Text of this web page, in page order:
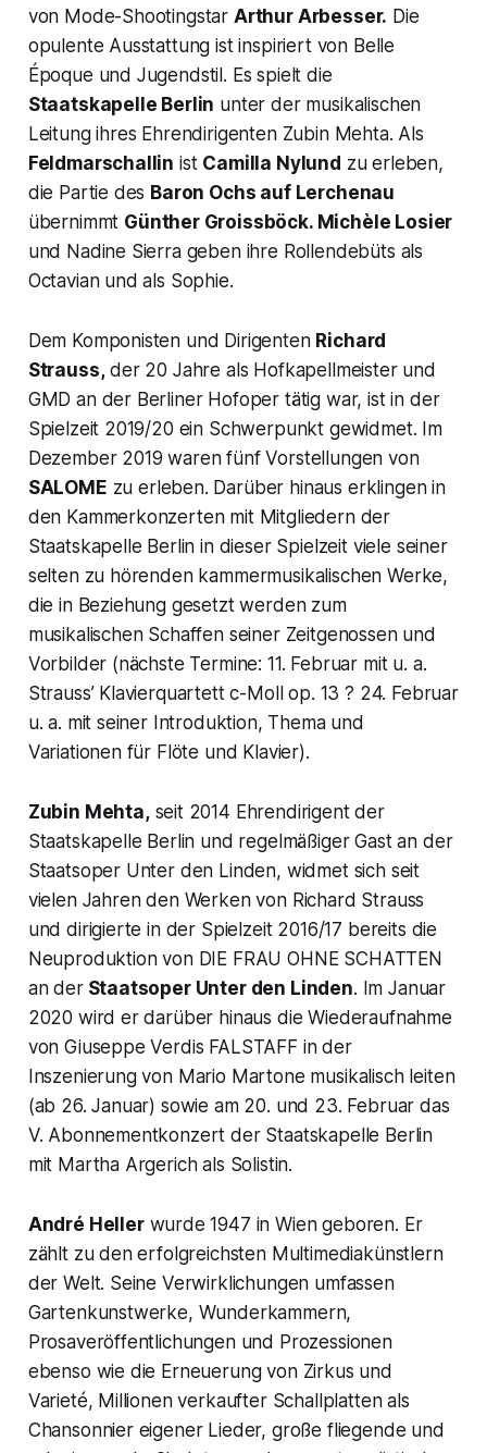
von Mode-Shootingstar Arthur Arbesser. Die
opulente Ausstattung ist inspiriert von Belle
Époque und Jugendstil. Es spielt die
Staatskapelle Berlin unter der musikalischen
Leitung ihres Ehrendirigenten Zubin Mehta. Als
Feldmarschallin ist Camilla Nylund zu erleben,
die Partie des Baron Ochs auf Lerchenau
übernimmt Günther Groissböck. Michèle Losier
und Nadine Sierra geben ihre Rollendebüts als
Octavian und als Sophie.
Dem Komponisten und Dirigenten Richard
Strauss,der 20 Jahre als Hofkapellmeister und
GMD an der Berliner Hofoper tätig war, ist in der
Spielzeit 2019/20 ein Schwerpunkt gewidmet. Im
Dezember 2019 waren fünf Vorstellungen von
SALOME zu erleben. Darüber hinaus erklingen in
den Kammerkonzerten mit Mitgliedern der
Staatskapelle Berlin in dieser Spielzeit viele seiner
selten zu hörenden kammermusikalischen Werke,
die in Beziehung gesetzt werden zum
musikalischen Schaffen seiner Zeitgenossen und
Vorbilder (nächste Termine: 11. Februar mit u. a.
Strauss’ Klavierquartett c-Moll op. 13 ? 24. Februar
u. a. mit seiner Introduktion, Thema und
Variationen für Flöte und Klavier).
Zubin Mehta,seit 2014 Ehrendirigent der
Staatskapelle Berlin und regelmäßiger Gast an der
Staatsoper Unter den Linden, widmet sich seit
vielen Jahren den Werken von Richard Strauss
und dirigierte in der Spielzeit 2016/17 bereits die
Neuproduktion von DIE FRAU OHNE SCHATTEN
an derStaatsoper Unter den Linden. Im Januar
2020 wird er darüber hinaus die Wiederaufnahme
von Giuseppe Verdis FALSTAFF in der
Inszenierung von Mario Martone musikalisch leiten
(ab 26. Januar) sowie am 20. und 23. Februar das
V. Abonnementkonzert der Staatskapelle Berlin
mit Martha Argerich als Solistin.
André Hellerwurde 1947 in Wien geboren. Er
zählt zu den erfolgreichsten Multimediakünstlern
der Welt. Seine Verwirklichungen umfassen
Gartenkunstwerke, Wunderkammern,
Prosaveröffentlichungen und Prozessionen
ebenso wie die Erneuerung von Zirkus und
Varieté, Millionen verkaufter Schallplatten als
Chansonnier eigener Lieder, große fliegende und